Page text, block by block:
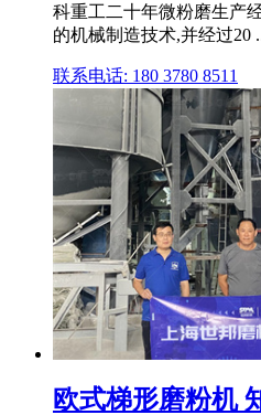
科重工二十年微粉磨生产
的机械制造技术,并经过20
联系电话: 180 3780 8511
欧式梯形磨粉机